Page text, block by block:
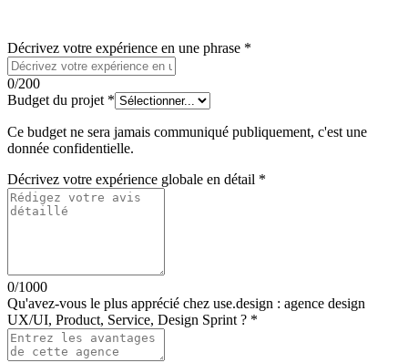
Décrivez votre expérience en une phrase *
0/200
Budget du projet *
Ce budget ne sera jamais communiqué publiquement, c'est une
donnée confidentielle.
Décrivez votre expérience globale en détail *
0/1000
Qu'avez-vous le plus apprécié chez use.design : agence design
UX/UI, Product, Service, Design Sprint ? *